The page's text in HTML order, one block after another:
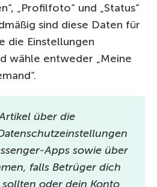
„Profilfoto“ und „Status“
sind diese Daten für
die Einstellungen
wähle entweder „Meine
über die
Apps sowie über
falls Betrüger dich
oder dein Konto